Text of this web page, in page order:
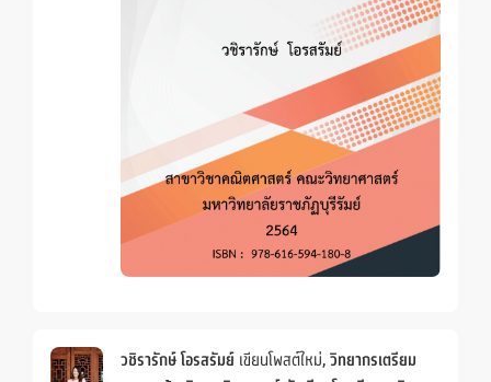
วชิรารักษ์ โอรสรัมย์ เขียนโพสต์ใหม่,วิทยากรเตรียม